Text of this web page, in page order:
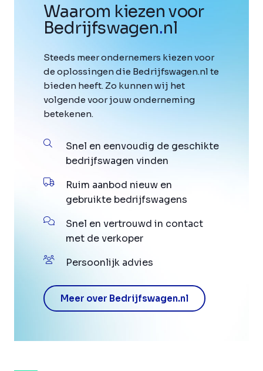
Waarom kiezen voor
Bedrijfswagen.nl
Steeds meer ondernemers kiezen voor
de oplossingen die Bedrijfswagen.nl te
bieden heeft. Zo kunnen wij het
volgende voor jouw onderneming
betekenen.
Snel en eenvoudig de geschikte
bedrijfswagen vinden
Ruim aanbod nieuw en
gebruikte bedrijfswagens
Snel en vertrouwd in contact
met de verkoper
Persoonlijk advies
Meer over Bedrijfswagen.nl